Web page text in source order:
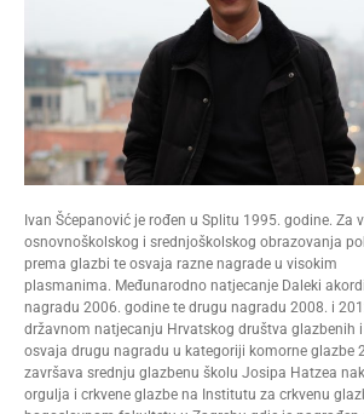
Ivan Šćepanović je rođen u Splitu 1995. godine. Za
osnovnoškolskog i srednjoškolskog obrazovanja
prema glazbi te osvaja razne nagrade u visokim
plasmanima. Međunarodno natjecanje Daleki
nagradu 2006. godine te drugu nagradu 2008. i
državnom natjecanju Hrvatskog društva glazbenih
osvaja drugu nagradu u kategoriji komorne glazbe
završava srednju glazbenu školu Josipa Hatzea
orgulja i crkvene glazbe na Institutu za crkvenu